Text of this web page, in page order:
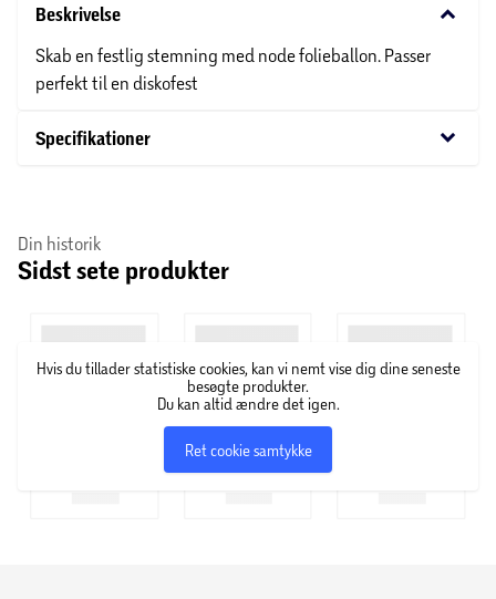
Beskrivelse keyboard_arrow_down
Skab en festlig stemning med node folieballon. Passer
perfekt til en diskofest
Specifikationer keyboard_arrow_down
Din historik
Sidst sete produkter
Hvis du tillader statistiske cookies, kan vi nemt vise dig dine seneste
besøgte produkter.
Du kan altid ændre det igen.
Ret cookie samtykke